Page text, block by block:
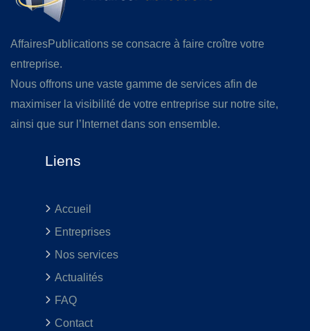
AffairesPublications se consacre à faire croître votre
entreprise.
Nous offrons une vaste gamme de services afin de
maximiser la visibilité de votre entreprise sur notre site,
ainsi que sur l’Internet dans son ensemble.
Liens
Accueil
Entreprises
Nos services
Actualités
FAQ
Contact